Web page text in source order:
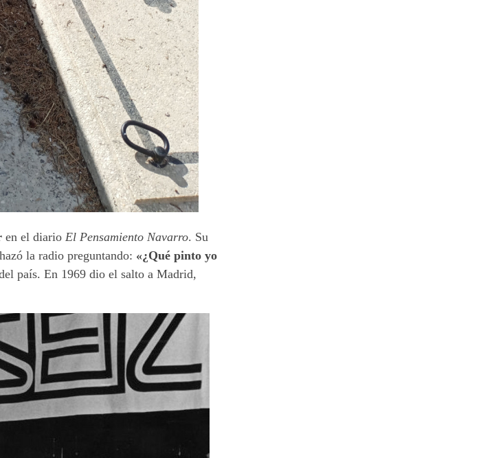
en el diario El Pensamiento Navarro. Su
la radio preguntando: «¿Qué pinto yo
país. En 1969 dio el salto a Madrid,